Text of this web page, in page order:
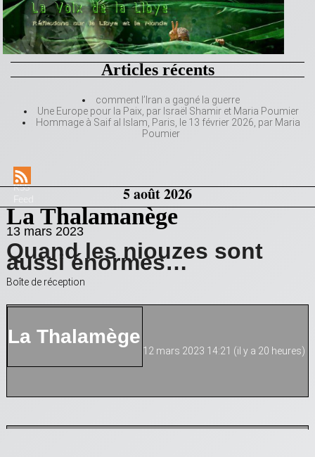
Articles récents
comment l’Iran a gagné la guerre
Une Europe pour la Paix, par Israël Shamir et Maria Poumier
Hommage à Saif al Islam, Paris, le 13 février 2026, par Maria
Poumier
RSS
Feed
5 août 2026
La Thalamanège
13 mars 2023
Quand les niouzes sont
aussi énormes…
Boîte de réception
La Thalamège
12 mars 2023 14:21 (il y a 20 heures)